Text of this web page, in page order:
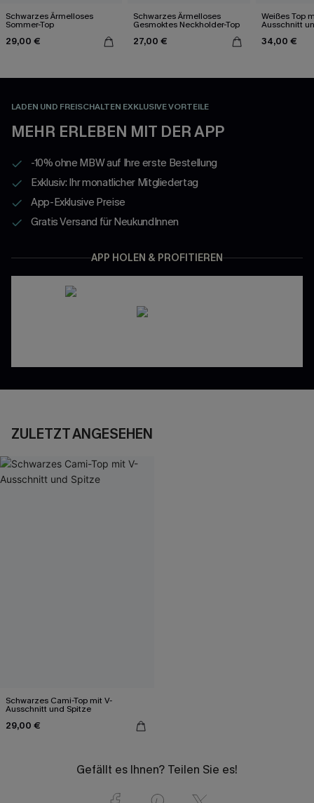
Schwarzes Ärmelloses
Sommer-Top
29,00 €
Schwarzes Ärmelloses
Gesmoktes Neckholder-Top
27,00 €
Weißes Top
Ausschnitt
34,00 €
LADEN UND FREISCHALTEN EXKLUSIVE VORTEILE
MEHR ERLEBEN MIT DER APP
-10% ohne MBW auf Ihre erste Bestellung
Exklusiv: Ihr monatlicher Mitgliedertag
App-Exklusive Preise
Gratis Versand für NeukundInnen
APP HOLEN & PROFITIEREN
ZULETZT ANGESEHEN
Schwarzes Cami-Top mit V-
Ausschnitt und Spitze
29,00 €
Gefällt es Ihnen? Teilen Sie es!